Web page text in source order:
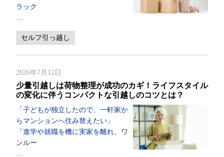
ラック
セルフ引っ越し
2026年7月12日
少量引越しは荷物整理が成功のカギ！ライフスタイル
の変化に伴うコンパクトな引越しのコツとは？
「子どもが独立したので、一軒家か
らマンションへ住み替えたい」
「進学や就職を機に実家を離れ、ワ
ンルー